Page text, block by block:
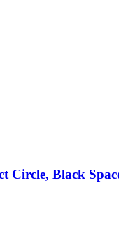
Circle, Black